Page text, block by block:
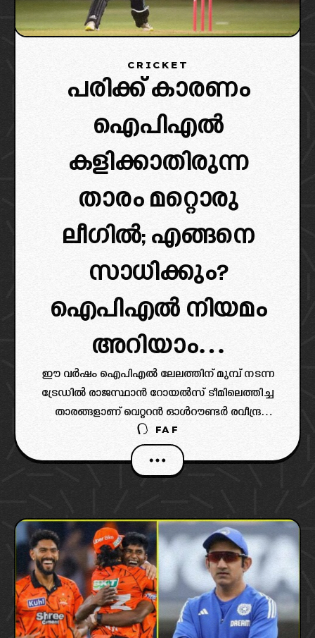
CRICKET
പരിക്ക് കാരണം
ഐപിഎൽ
കളിക്കാതിരുന്ന
താരം മറ്റൊരു
ലീഗിൽ; എങ്ങനെ
സാധിക്കും?
ഐപിഎൽ നിയമം
അറിയാം…
ഈ വർഷം ഐപിഎൽ ലേലത്തിന് മുമ്പ് നടന്ന
ട്രേഡിൽ രാജസ്ഥാൻ റോയൽസ് ടീമിലെത്തിച്ച
താരങ്ങളാണ് വെറ്ററൻ ഓൾറൗണ്ടർ രവീന്ദ്ര
ജഡേജയും ഇംഗ്ലീഷ് ഓൾറൗണ്ടർ സാം കരനും.
സഞ്ജു സാംസണെ ചരിത്രത്തിലെ ഏറ്റവും
ഉയർന്ന തുകയ്ക്ക് സിഎസ്കെയ്ക്ക്
FAF